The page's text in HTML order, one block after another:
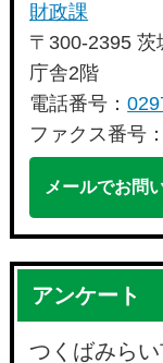
財政課
〒300-2395
庁舎2階
電話番号：
ファクス番号
メールでお問
アンケート
つくばみら